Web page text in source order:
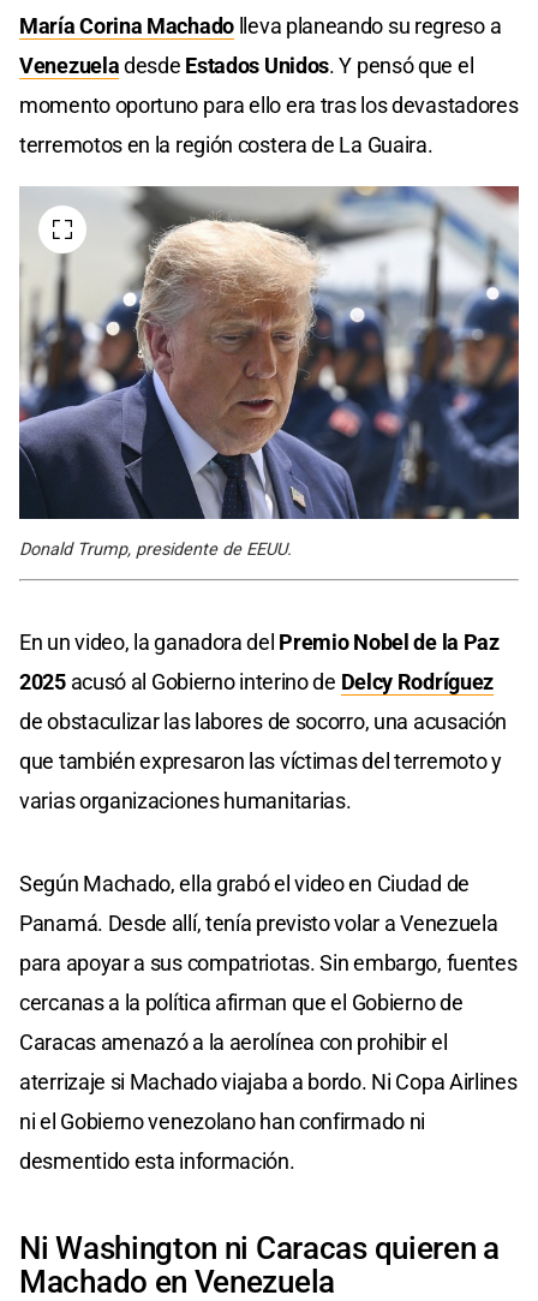
María Corina Machado lleva planeando su regreso a
Venezueladesde Estados Unidos. Y pensó que el
momento oportuno para ello era tras los devastadores
terremotos en la región costera de La Guaira.
Donald Trump, presidente de EEUU.
En un video, la ganadora del Premio Nobel de la Paz
2025acusó al Gobierno interino de Delcy Rodríguez
de obstaculizar las labores de socorro, una acusación
que también expresaron las víctimas del terremoto y
varias organizaciones humanitarias.
Según Machado, ella grabó el video en Ciudad de
Panamá. Desde allí, tenía previsto volar a Venezuela
para apoyar a sus compatriotas. Sin embargo, fuentes
cercanas a la política afirman que el Gobierno de
Caracas amenazó a la aerolínea con prohibir el
aterrizaje si Machado viajaba a bordo. Ni Copa Airlines
ni el Gobierno venezolano han confirmado ni
desmentido esta información.
Ni Washington ni Caracas quieren a
Machado en Venezuela